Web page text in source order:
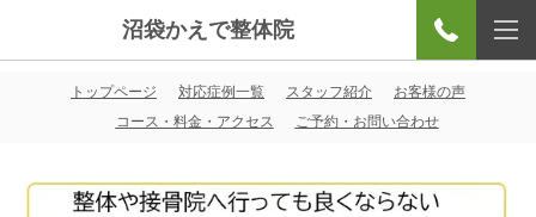
沼袋かえで整体院
トップページ 対応症例一覧 スタッフ紹介
お客様の声
コース・料金・アクセス
ご予約・お問い合わせ